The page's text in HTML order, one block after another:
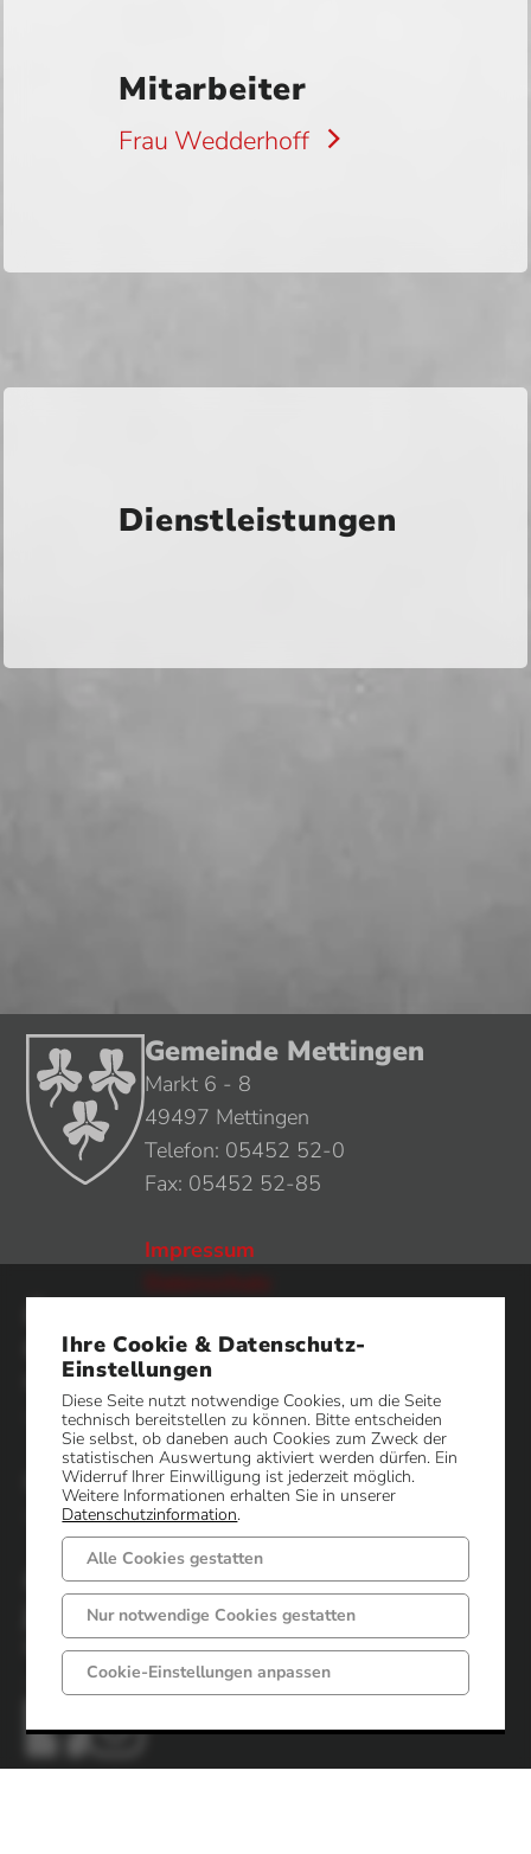
Mitarbeiter
Frau Wedderhoff
Dienstleistungen
Gemeinde Mettingen
Markt 6 - 8
49497 Mettingen
Telefon: 05452 52-0
Fax: 05452 52-85
Impressum
Gemeindeverwaltung
Montag-Freitag
von 08:00 bis 12:00 Uhrvon 14:30 bis 16:00 Uhr
Donnerstag
von 14:30 bis 17:30 Uhr
Weitere Sprechzeiten
Öffnungszeiten Sozialamt /
jobcenter / Standesamt
Montag-Freitag
von 08:00 bis 12:00 Uhr
Donnerstag
von 14:30 bis 17:30 Uhr
Ihre Cookie & Datenschutz-
Einstellungen
Diese Seite nutzt notwendige Cookies, um die Seite
technisch bereitstellen zu können. Bitte entscheiden
Sie selbst, ob daneben auch Cookies zum Zweck der
statistischen Auswertung aktiviert werden dürfen. Ein
Widerruf Ihrer Einwilligung ist jederzeit möglich.
Weitere Informationen erhalten Sie in unserer
Datenschutzinformation.
Alle Cookies gestatten
Nur notwendige Cookies gestatten
Cookie-Einstellungen anpassen